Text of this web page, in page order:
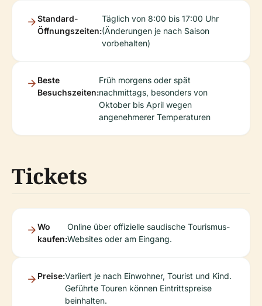
Standard-
Öffnungszeiten:
Täglich von 8:00 bis 17:00 Uhr
(Änderungen je nach Saison
vorbehalten)
Beste
Besuchszeiten:
Früh morgens oder spät
nachmittags, besonders von
Oktober bis April wegen
angenehmerer Temperaturen
Tickets
Wo
kaufen:
Online über offizielle saudische Tourismus-
Websites oder am Eingang.
Preise:Variiert je nach Einwohner, Tourist und Kind.
Geführte Touren können Eintrittspreise
beinhalten.